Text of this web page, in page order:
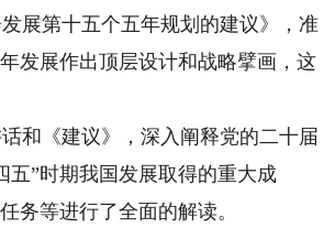
展第十五个五年规划的建议》，准
发展作出顶层设计和战略擘画，这
《建议》，深入阐释党的二十届
五”时期我国发展取得的重大成
务等进行了全面的解读。